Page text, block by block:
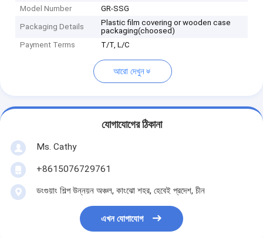
Model Number GR-SSG
Packaging Details
Plastic film covering or wooden case
packaging(choosed)
Payment Terms
T/T, L/C
আরো দেখুন
যোগাযোগের ঠিকানা
Ms. Cathy
+8615076729761
ডংগুয়াং শিল্প উন্নয়ন অঞ্চল, কাংঝো শহর, হেবেই প্রদেশ, চীন
এখন যোগাযোগ